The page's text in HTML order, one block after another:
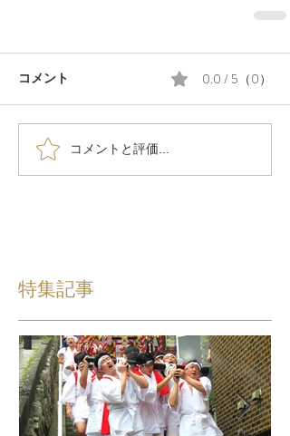
コメント 0.0 / 5（0）
コメントと評価...
特集記事